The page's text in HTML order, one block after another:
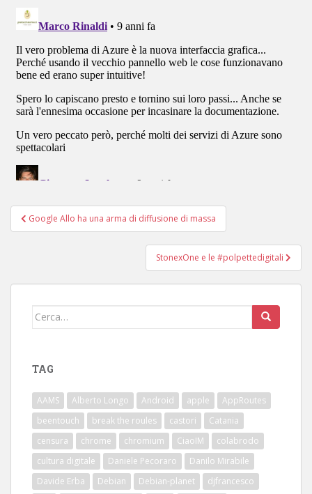
Navigazione
articoli
Google Allo ha una arma di diffusione di massa
StonexOne e le #polpettedigitali
Cerca:
TAG
AAMS Alberto Longo Android apple
AppRoutes
beentouch
break the roules castori
Catania
censura
chrome chromium CiaoIM
colabrodo
cultura digitale
Daniele Pecoraro
Danilo Mirabile
Davide Erba
Debian Debian-planet
djfrancesco